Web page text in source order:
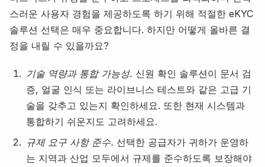
스러운 사용자 경험을 제공하도록 하기 위해 적절한 eKYC
솔루션 선택은 매우 중요합니다. 하지만 어떻게 올바른 결
정을 내릴 수 있을까요?
기술 역량과 통합 가능성. 신원 확인 솔루션이 문서 검
증, 얼굴 인식 또는 라이브니스 테스트와 같은 고급 기
술을 갖추고 있는지 확인하세요. 또한 현재 시스템과
통합하기 쉬운지도 고려하세요.
규제 요구 사항 준수. 선택한 공급자가 귀하가 운영하
는 지역과 산업 모두에서 규제를 준수하도록 보장해야